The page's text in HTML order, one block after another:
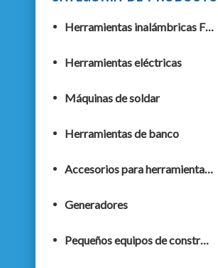
Herramientas inalámbricas F20+
Herramientas eléctricas
Máquinas de soldar
Herramientas de banco
Accesorios para herramientas eléctricas
Generadores
Pequeños equipos de construcción